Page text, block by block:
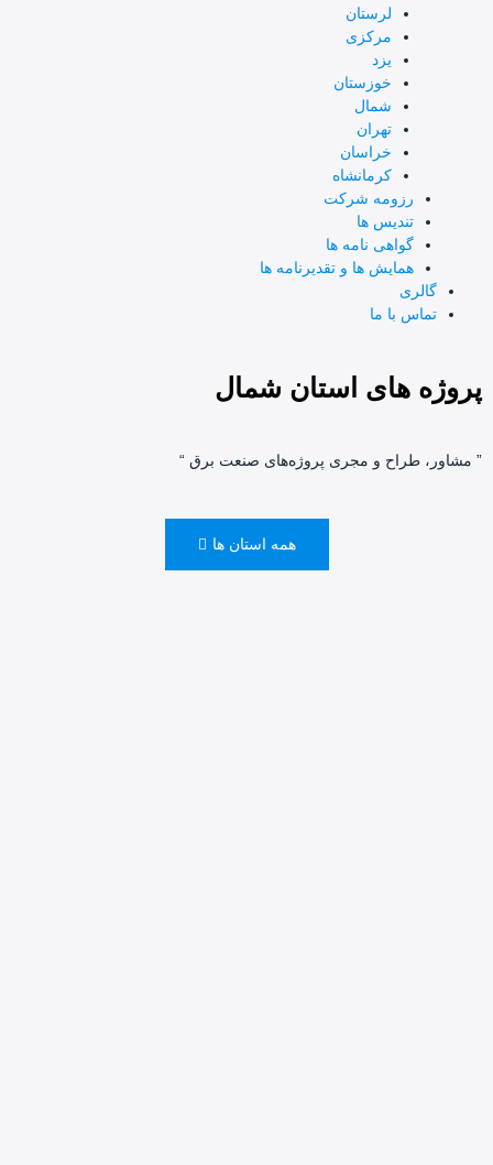
لرستان
مرکزی
یزد
خوزستان
شمال
تهران
خراسان
کرمانشاه
رزومه شرکت
تندیس ها
گواهی نامه ها
همایش ها و تقدیرنامه ها
گالری
تماس با ما
پروژه های استان شمال
” مشاور، طراح و مجری پروژه‌های صنعت برق “
همه استان ها